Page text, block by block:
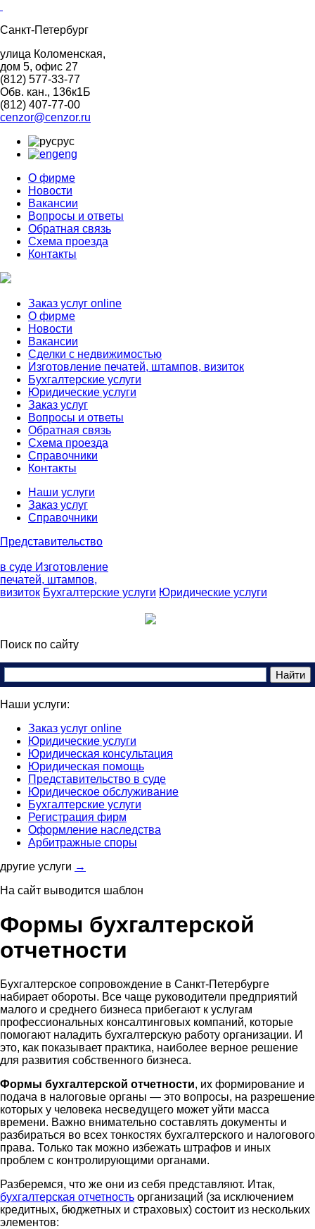
Санкт-Петербург
улица Коломенская,
дом 5, офис 27
(812) 577-33-77
Обв. кан., 136к1Б
(812) 407-77-00
cenzor@cenzor.ru
рус
eng
О фирме
Новости
Вакансии
Вопросы и ответы
Обратная связь
Схема проезда
Контакты
Заказ услуг online
О фирме
Новости
Вакансии
Сделки с недвижимостью
Изготовление печатей, штампов, визиток
Бухгалтерские услуги
Юридические услуги
Заказ услуг
Вопросы и ответы
Обратная связь
Схема проезда
Справочники
Контакты
Наши услуги
Заказ услуг
Справочники
Представительство
в суде Изготовление
печатей, штампов,
визиток Бухгалтерские услуги Юридические услуги
Поиск по сайту
Наши услуги:
Заказ услуг online
Юридические услуги
Юридическая консультация
Юридическая помощь
Представительство в суде
Юридическое обслуживание
Бухгалтерские услуги
Регистрация фирм
Оформление наследства
Арбитражные споры
другие услуги →
На сайт выводится шаблон
Формы бухгалтерской
отчетности
Бухгалтерское сопровождение в Санкт-Петербурге
набирает обороты. Все чаще руководители предприятий
малого и среднего бизнеса прибегают к услугам
профессиональных консалтинговых компаний, которые
помогают наладить бухгалтерскую работу организации. И
это, как показывает практика, наиболее верное решение
для развития собственного бизнеса.
Формы бухгалтерской отчетности, их формирование и
подача в налоговые органы — это вопросы, на разрешение
которых у человека несведущего может уйти масса
времени. Важно внимательно составлять документы и
разбираться во всех тонкостях бухгалтерского и налогового
права. Только так можно избежать штрафов и иных
проблем с контролирующими органами.
Разберемся, что же они из себя представляют. Итак,
бухгалтерская отчетность организаций (за исключением
кредитных, бюджетных и страховых) состоит из нескольких
элементов: